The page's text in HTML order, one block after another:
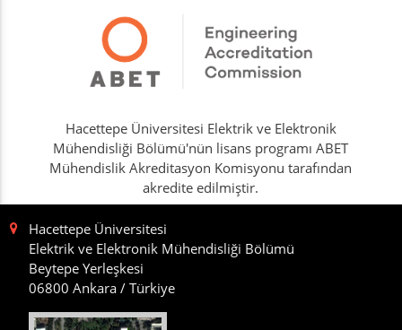
Hacettepe Üniversitesi Elektrik ve Elektronik
Mühendisliği Bölümü'nün lisans programı ABET
Mühendislik Akreditasyon Komisyonu tarafından
akredite edilmiştir.
Hacettepe Üniversitesi
Elektrik ve Elektronik Mühendisliği Bölümü
Beytepe Yerleşkesi
06800 Ankara / Türkiye